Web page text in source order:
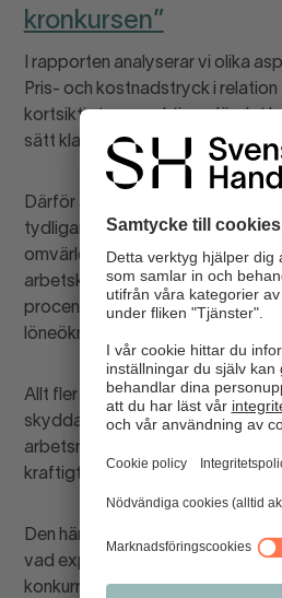
kronkursen”
I rapporten analyserar vi olika
Pris- och kostnadstryck i
kortsiktigt perspektiv – där det
sätt klara jobben och generera
Därför är det illavarslande att
tydligare jämfört med EMU-
omvärlden under de senaste
arbetskraftskostnaden för hela
procent över länderna som ingår
löneökningstakten dämpats i
Allt fler branscher är direkt
skyddad och en oskyddad
arbetsmarknad, utanför den
kraftigt högre jämfört med
Den här utvecklingen har ett
vad exportmarknaderna har
konkurrentländer.